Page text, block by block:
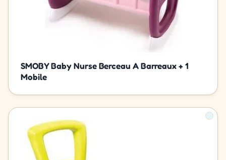
SMOBY Baby Nurse Berceau A Barreaux + 1
Mobile